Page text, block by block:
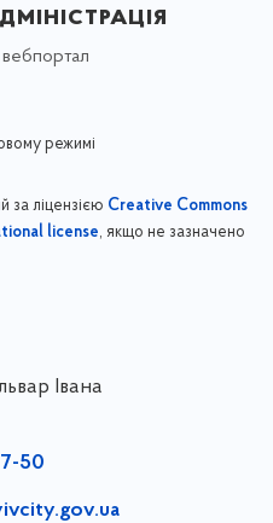
режимі
за ліцензією Creative Commons
license, якщо не зазначено
Івана
50